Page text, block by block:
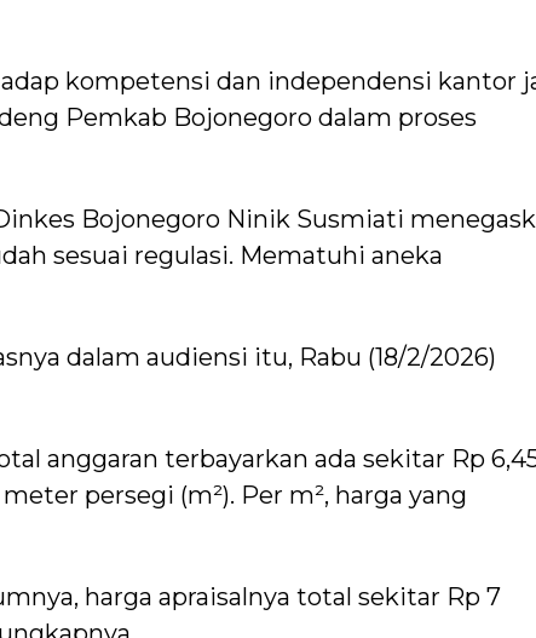
kompetensi dan independensi kantor
Pemkab Bojonegoro dalam proses
Bojonegoro Ninik Susmiati
sesuai regulasi. Mematuhi aneka
dalam audiensi itu, Rabu (18/2/2026)
anggaran terbayarkan ada sekitar Rp
persegi (m²). Per m², harga yang
harga apraisalnya total sekitar Rp 7